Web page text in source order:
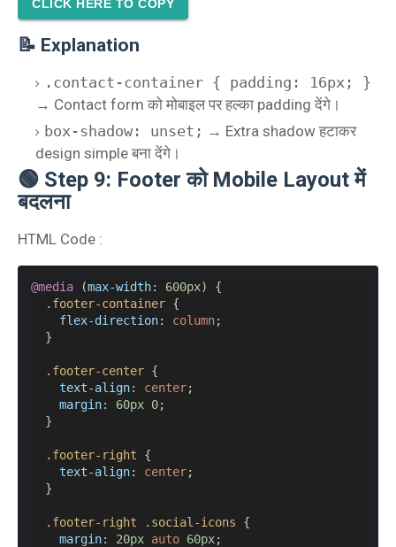
CLICK HERE TO COPY
📝 Explanation
.contact-container { padding: 16px; }
→ Contact form को मोबाइल पर हल्का padding देंगे।
box-shadow: unset; → Extra shadow हटाकर
design simple बना देंगे।
🟢 Step 9: Footer को Mobile Layout में
बदलना
HTML Code :
@media (max-width: 600px) {
.footer-container {
flex-direction: column;
}
.footer-center {
text-align: center;
margin: 60px 0;
}
.footer-right {
text-align: center;
}
.footer-right .social-icons {
margin: 20px auto 60px;